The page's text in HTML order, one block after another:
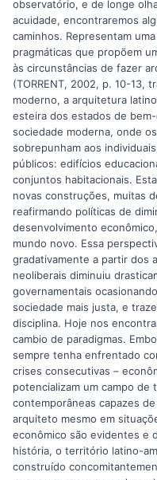
observatório, e de longe
acuidade, encontraremos
caminhos. Representam
pragmáticas que propõem
às circunstâncias de fazer
(TORRENT, 2002, p. 10-13,
moderno, a arquitetura
esteira dos estados de
sociedade moderna, onde
sobrepunham aos
públicos: edifícios
conjuntos habitacionais.
novas construções, muitas
reafirmando políticas de
desenvolvimento
mundo novo. Essa
gradativamente a partir dos
neoliberais diminuiu
governamentais
sociedade mais justa, e
disciplina. Hoje nos
cambio de paradigmas.
sempre tenha enfrentado
crises consecutivas –
potencializam um campo de
contemporâneas capazes
arquiteto mesmo em
econômico são evidentes e
história, o território latino-
construído